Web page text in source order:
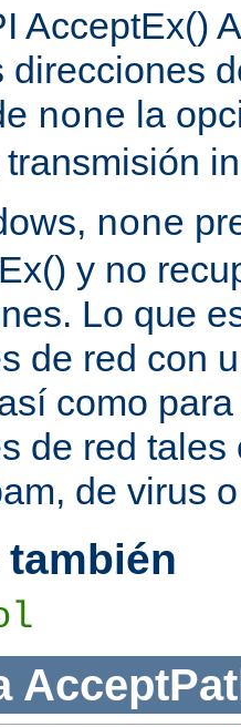
AcceptEx()
direcciones
none la
none
y no
Lo que
de red con
como
de red
de virus